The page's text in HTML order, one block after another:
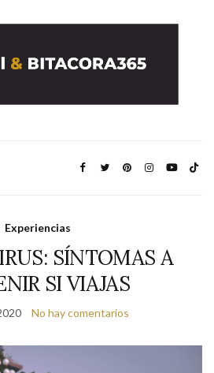
Experiencias
SÍNTOMAS A
SI VIAJAS
No hay comentarios